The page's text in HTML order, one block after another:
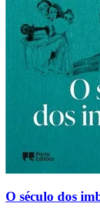
O século dos